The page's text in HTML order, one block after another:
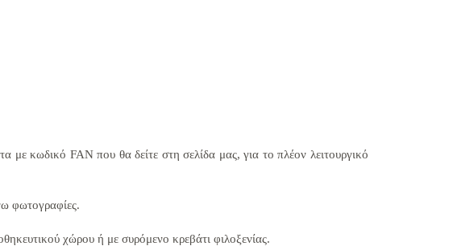
με κωδικό FAN που θα δείτε στη σελίδα μας, για το πλέον λειτουργικό
φωτογραφίες.
χώρου ή με συρόμενο κρεβάτι φιλοξενίας.